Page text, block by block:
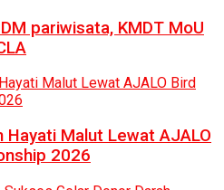
pariwisata, KMDT MoU
Hayati Malut Lewat AJALO
2026